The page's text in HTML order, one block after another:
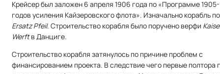
Крейсер был заложен 6 апреля 1906 года по «Программе
годов усиления Кайзеровского флота». Изначально корабль
Ersatz Pfeil. Строительство корабля было поручено верфи
Werftв Данциге.
Строительство корабля затянулось по причине проблем с
финансированием проекта. В следствие чего первые полтора